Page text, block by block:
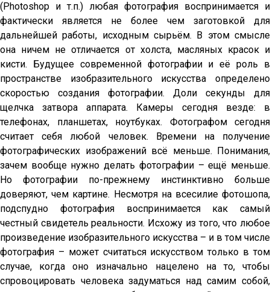
(Photoshop и т.п.) любая фотография воспринимается и
фактически является не более чем заготовкой для
дальнейшей работы, исходным сырьём. В этом смысле
она ничем не отличается от холста, масляных красок и
кисти. Будущее современной фотографии и её роль в
пространстве изобразительного искусства определено
скоростью создания фотографии. Доли секунды для
щелчка затвора аппарата. Камеры сегодня везде: в
телефонах, планшетах, ноутбуках. Фотографом сегодня
считает себя любой человек. Времени на получение
фотографических изображений всё меньше. Понимания,
зачем вообще нужно делать фотографии – ещё меньше.
Но фотографии по-прежнему инстинктивно больше
доверяют, чем картине. Несмотря на всесилие фотошопа,
подспудно фотография воспринимается как самый
честный свидетель реальности. Исхожу из того, что любое
произведение изобразительного искусства – и в том числе
фотография – может считаться искусством только в том
случае, когда оно изначально нацелено на то, чтобы
спровоцировать человека задуматься над самим собой,